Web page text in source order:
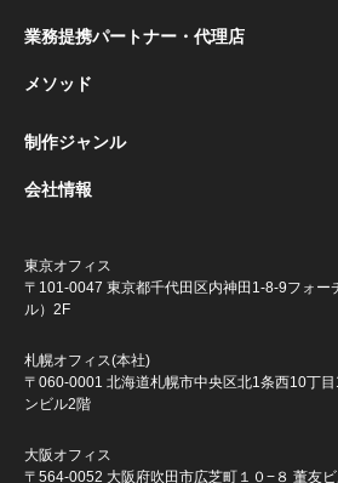
業務提携パートナー・代理店
メソッド
制作ジャンル
会社情報
東京オフィス
〒101-0047 東京都千代田区内神田1-8-9フォー
ル）2F
札幌オフィス(本社)
〒060-0001 北海道札幌市中央区北1条西10丁
ンビル2階
大阪オフィス
〒564-0052 大阪府吹田市広芝町１０−８ 董友